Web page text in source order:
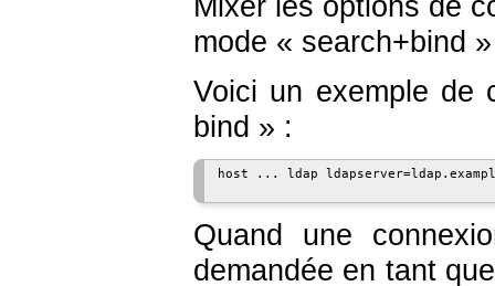
mode « search+bind
Voici un exemple de
bind » :
host ... ldap
Quand une
demandée en tant